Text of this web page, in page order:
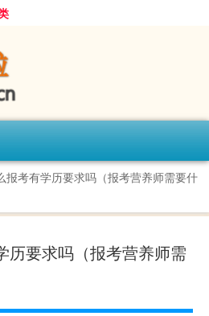
报考有学历要求吗（报考营养师需要什
历要求吗（报考营养师需